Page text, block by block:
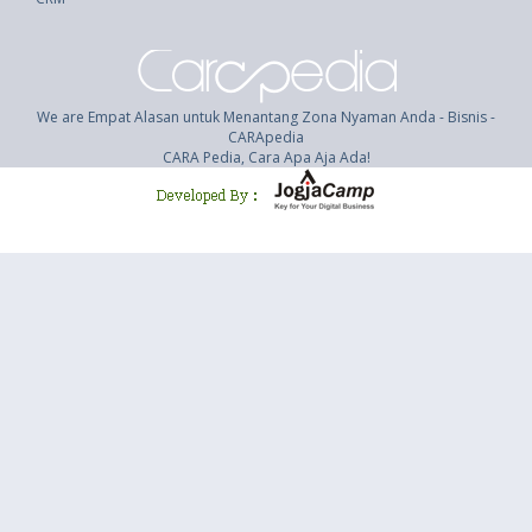
We are Empat Alasan untuk Menantang Zona Nyaman Anda - Bisnis -
CARApedia
CARA Pedia, Cara Apa Aja Ada!